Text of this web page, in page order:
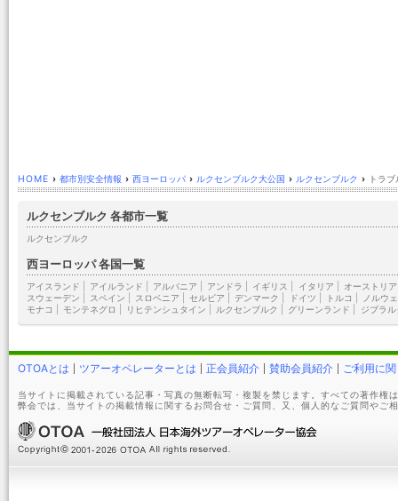
HOME › 都市別安全情報 › 西ヨーロッパ › ルクセンブルク大公国 › ルクセンブルク › トラ
ルクセンブルク 各都市一覧
ルクセンブルク
西ヨーロッパ 各国一覧
アイスランド アイルランド アルバニア アンドラ イギリス イタリア オーストリア
スウェーデン
スペイン スロベニア セルビア デンマーク ドイツ トルコ
ノルウ
モナコ
モンテネグロ リヒテンシュタイン ルクセンブルク グリーンランド ジブラル
OTOAとは ツアーオペレーターとは 正会員紹介 賛助会員紹介 ご利用に
当サイトに掲載されている記事・写真の無断転写・複製を禁じます。すべての著作権
弊会では、当サイトの掲載情報に関するお問合せ・ご質問、又、個人的なご質問やご